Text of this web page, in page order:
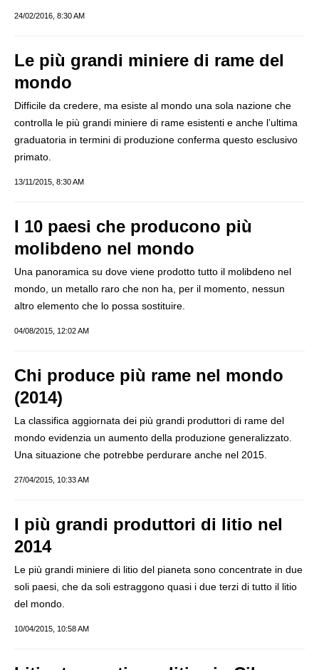
24/02/2016, 8:30 AM
Le più grandi miniere di rame del
mondo
Difficile da credere, ma esiste al mondo una sola nazione che
controlla le più grandi miniere di rame esistenti e anche l’ultima
graduatoria in termini di produzione conferma questo esclusivo
primato.
13/11/2015, 8:30 AM
I 10 paesi che producono più
molibdeno nel mondo
Una panoramica su dove viene prodotto tutto il molibdeno nel
mondo, un metallo raro che non ha, per il momento, nessun
altro elemento che lo possa sostituire.
04/08/2015, 12:02 AM
Chi produce più rame nel mondo
(2014)
La classifica aggiornata dei più grandi produttori di rame del
mondo evidenzia un aumento della produzione generalizzato.
Una situazione che potrebbe perdurare anche nel 2015.
27/04/2015, 10:33 AM
I più grandi produttori di litio nel
2014
Le più grandi miniere di litio del pianeta sono concentrate in due
soli paesi, che da soli estraggono quasi i due terzi di tutto il litio
del mondo.
10/04/2015, 10:58 AM